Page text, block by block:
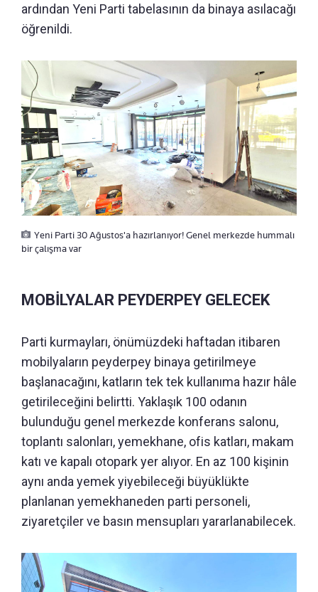
ardından Yeni Parti tabelasının da binaya asılacağı
öğrenildi.
Yeni Parti 30 Ağustos'a hazırlanıyor! Genel merkezde hummalı
bir çalışma var
MOBİLYALAR PEYDERPEY GELECEK
Parti kurmayları, önümüzdeki haftadan itibaren
mobilyaların peyderpey binaya getirilmeye
başlanacağını, katların tek tek kullanıma hazır hâle
getirileceğini belirtti. Yaklaşık 100 odanın
bulunduğu genel merkezde konferans salonu,
toplantı salonları, yemekhane, ofis katları, makam
katı ve kapalı otopark yer alıyor. En az 100 kişinin
aynı anda yemek yiyebileceği büyüklükte
planlanan yemekhaneden parti personeli,
ziyaretçiler ve basın mensupları yararlanabilecek.